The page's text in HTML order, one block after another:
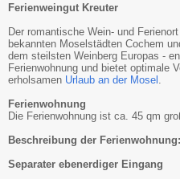
Ferienweingut Kreuter
Der romantische Wein- und
bekannten Moselstädten Cochem
dem steilsten Weinberg Europas -
Ferienwohnung und bietet optimale
erholsamen Urlaub an der Mosel .
Ferienwohnung
Die Ferienwohnung ist ca. 45 qm
Beschreibung der Ferienwohnung:
Separater ebenerdiger Eingang